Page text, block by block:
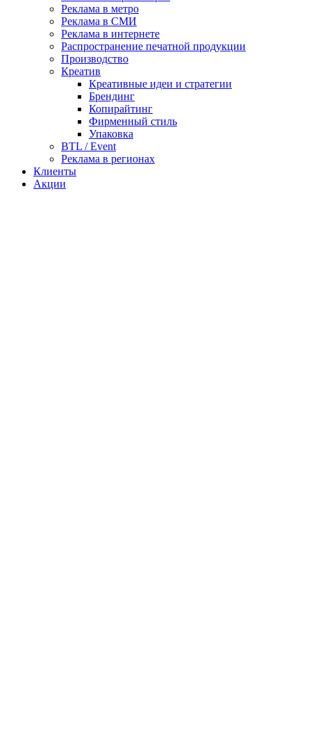
Реклама в метро
Реклама в СМИ
Реклама в интернете
Распространение печатной продукции
Производство
Креатив
Креативные идеи и стратегии
Брендинг
Копирайтинг
Фирменный стиль
Упаковка
BTL / Event
Реклама в регионах
Клиенты
Акции